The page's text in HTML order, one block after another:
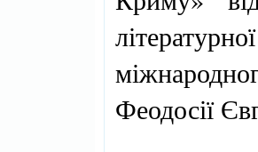
Феодосії